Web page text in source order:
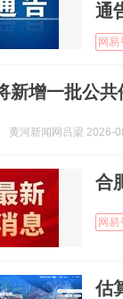
通
网易
新增一批公共
黄河新闻网吕梁 2026-
合
网易
估